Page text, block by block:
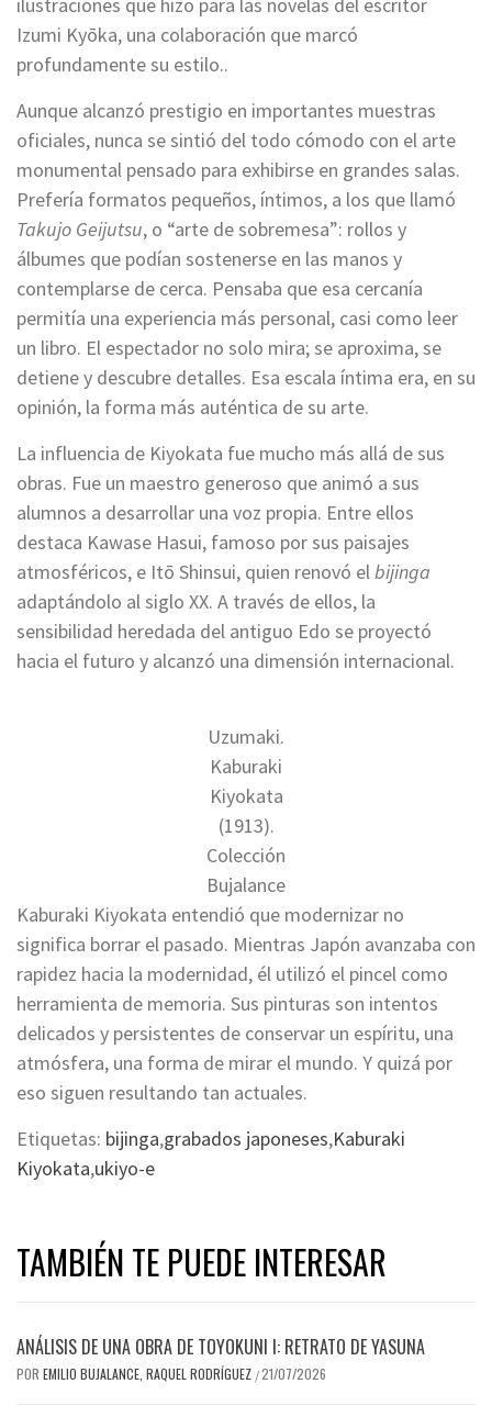
Izumi Kyōka, una colaboración que marcó
profundamente su estilo..
Aunque alcanzó prestigio en importantes muestras
oficiales, nunca se sintió del todo cómodo con el arte
monumental pensado para exhibirse en grandes salas.
Prefería formatos pequeños, íntimos, a los que llamó
Takujo Geijutsu, o “arte de sobremesa”: rollos y
álbumes que podían sostenerse en las manos y
contemplarse de cerca. Pensaba que esa cercanía
permitía una experiencia más personal, casi como leer
un libro. El espectador no solo mira; se aproxima, se
detiene y descubre detalles. Esa escala íntima era, en su
opinión, la forma más auténtica de su arte.
La influencia de Kiyokata fue mucho más allá de sus
obras. Fue un maestro generoso que animó a sus
alumnos a desarrollar una voz propia. Entre ellos
destaca Kawase Hasui, famoso por sus paisajes
atmosféricos, e Itō Shinsui, quien renovó elbijinga
adaptándolo al siglo XX. A través de ellos, la
sensibilidad heredada del antiguo Edo se proyectó
hacia el futuro y alcanzó una dimensión internacional.
Uzumaki.
Kaburaki
Kiyokata
(1913).
Colección
Bujalance
Kaburaki Kiyokata entendió que modernizar no
significa borrar el pasado. Mientras Japón avanzaba con
rapidez hacia la modernidad, él utilizó el pincel como
herramienta de memoria. Sus pinturas son intentos
delicados y persistentes de conservar un espíritu, una
atmósfera, una forma de mirar el mundo. Y quizá por
eso siguen resultando tan actuales.
Etiquetas: bijinga,grabados japoneses,Kaburaki
Kiyokata,ukiyo-e
TAMBIÉN TE PUEDE INTERESAR
ANÁLISIS DE UNA OBRA DE TOYOKUNI I: RETRATO DE YASUNA
POR EMILIO BUJALANCE, RAQUEL RODRÍGUEZ /21/07/2026